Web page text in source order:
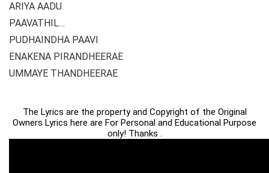
ARIYA AADU
PAAVATHIL…
PUDHAINDHA PAAVI
ENAKENA PIRANDHEERAE
UMMAYE THANDHEERAE
The Lyrics are the property and Copyright of the Original
Owners Lyrics here are For Personal and Educational Purpose
only! Thanks .